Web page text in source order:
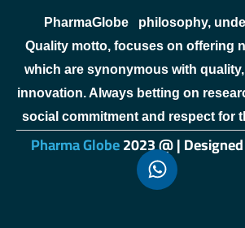
PharmaGlobephilosophy,
Quality motto, focuses on offering
which are synonymous with
innovation. Always betting on
social commitment and respect for
sweet bonanza
Pharma Globe2023 @ |